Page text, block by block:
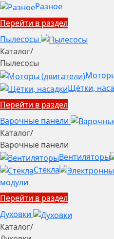
Разное
Перейти в раздел
Пылесосы
Каталог/
Пылесосы
Щётки,
Перейти в раздел
Варочные панели
Каталог/
Варочные панели
Вентиляторы
Стёкла
модули
Перейти в раздел
Духовки
Каталог/